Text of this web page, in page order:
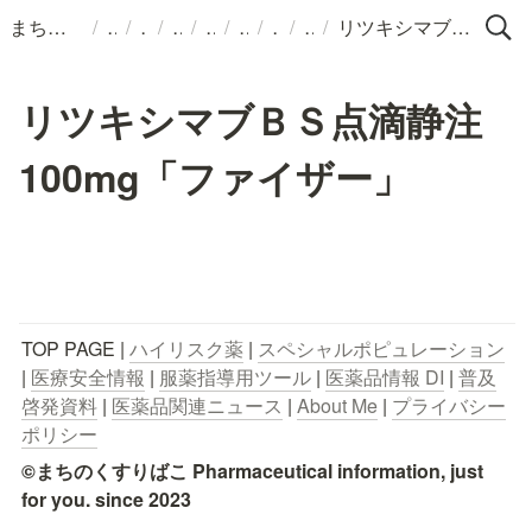
まちのくすりばこ / / / / / / / / リツキシマブＢＳ点滴静注100mg「ファイザー」
リツキシマブＢＳ点滴静注
100mg「ファイザー」
TOP PAGE | ハイリスク薬 | スペシャルポピュレーション
| 医療安全情報 | 服薬指導用ツール | 医薬品情報 DI | 普及
啓発資料 | 医薬品関連ニュース | About Me | プライバシー
ポリシー
©まちのくすりばこ Pharmaceutical information, just
for you. since 2023